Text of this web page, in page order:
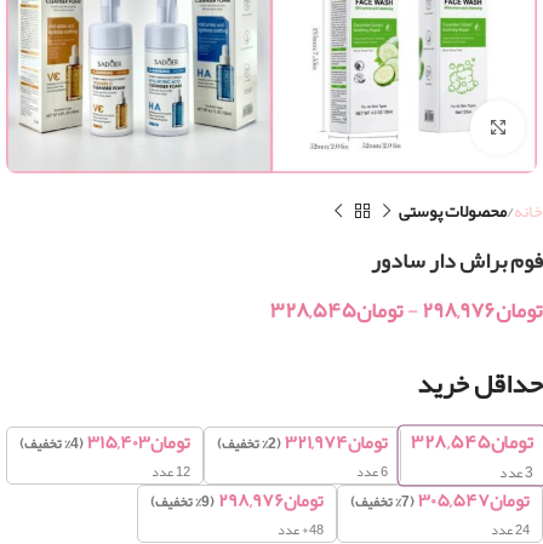
بزرگنمایی تصویر
خانه محصولات پوستی
فوم براش دار سادور
تومان۲۹۸,۹۷۶-تومان۳۲۸,۵۴۵
حداقل خرید
تومان۳۲۸,۵۴۵
3عدد
تومان۳۲۱,۹۷۴(2% تخفیف)
6 عدد
تومان۳۱۵,۴۰۳(4% تخفیف)
12 عدد
تومان۳۰۵,۵۴۷(7% تخفیف)
24 عدد
تومان۲۹۸,۹۷۶(9% تخفیف)
48+ عدد